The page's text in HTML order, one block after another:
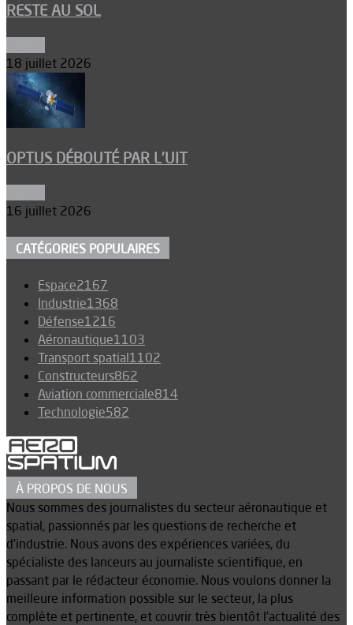
RESTE AU SOL
18 juillet 2026
OPTUS DÉBOUTÉ PAR L’UIT
16 juillet 2026
CATÉGORIES POPULAIRES
Espace2167
Industrie1368
Défense1216
Aéronautique1103
Transport spatial1102
Constructeurs862
Aviation commerciale814
Technologie582
À PROPOS DE NOUS
Nous sommes des journalistes du secteur aéronautique et
spatial, passionnés par les questions de recherche et
d’industrie. Nous avons des expériences variées, du
spécialiste des lanceurs au journaliste scientifique, en
passant par le rédacteur économie. Nous voulons donner la
meilleure information possible sur le secteur, la plus
complète et pertinente, et couvrir très bientôt l’actualité des